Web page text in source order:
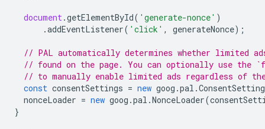
document.getElementById( 'generate-nonce' )
.addEventListener( 'click' , generateNonce);
// PAL automatically determines whether limited
// found on the page. You can optionally use the
// to manually enable limited ads regardless of
const consentSettings = new goog .pal .
nonceLoader = new goog .pal .NonceLoader(
}